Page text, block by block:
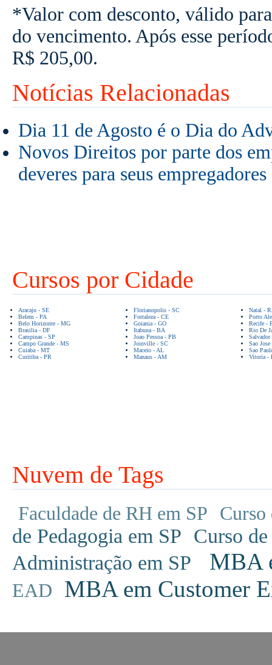
*Valor com desconto, válido
do vencimento. Após esse
R$ 205,00.
Notícias Relacionadas
Dia 11 de Agosto é o Dia do
Novos Direitos por parte dos
deveres para seus empregadores
Cursos por Cidade
Aracaju - SE
Belem - PA
Belo Horizonte - MG
Brasilia - DF
Campinas - SP
Campo Grande - MS
Cuiaba - MT
Curitiba - PR
Florianopolis - SC
Fortaleza - CE
Goiania - GO
Itabuna - BA
Joao Pessoa - PB
Joinville - SC
Maceio - AL
Manaus - AM
Natal -
Porto
Recife -
Rio De
Sao
Sao
Vitoria -
Nuvem de Tags
Faculdade de RH em SP Curso
de Pedagogia em SP Curso
Administração em SP
MBA
EAD MBA em Customer